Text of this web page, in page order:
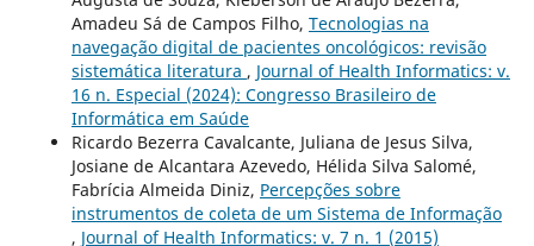
Amadeu Sá de Campos Filho, Tecnologias na
navegação digital de pacientes oncológicos: revisão
sistemática literatura , Journal of Health Informatics: v.
16 n. Especial (2024): Congresso Brasileiro de
Informática em Saúde
Ricardo Bezerra Cavalcante, Juliana de Jesus Silva,
Josiane de Alcantara Azevedo, Hélida Silva Salomé,
Fabrícia Almeida Diniz, Percepções sobre
instrumentos de coleta de um Sistema de Informação
, Journal of Health Informatics: v. 7 n. 1 (2015)